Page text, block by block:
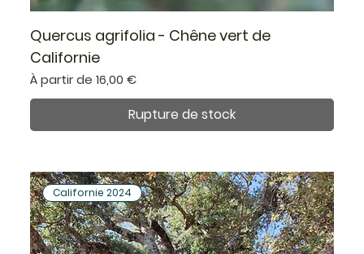
Quercus agrifolia - Chêne vert de
Californie
À partir de16,00 €
Prix promotionnel
Rupture de stock
Californie 2024